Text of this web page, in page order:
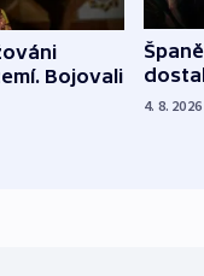
Bojovali
4. 8. 2026